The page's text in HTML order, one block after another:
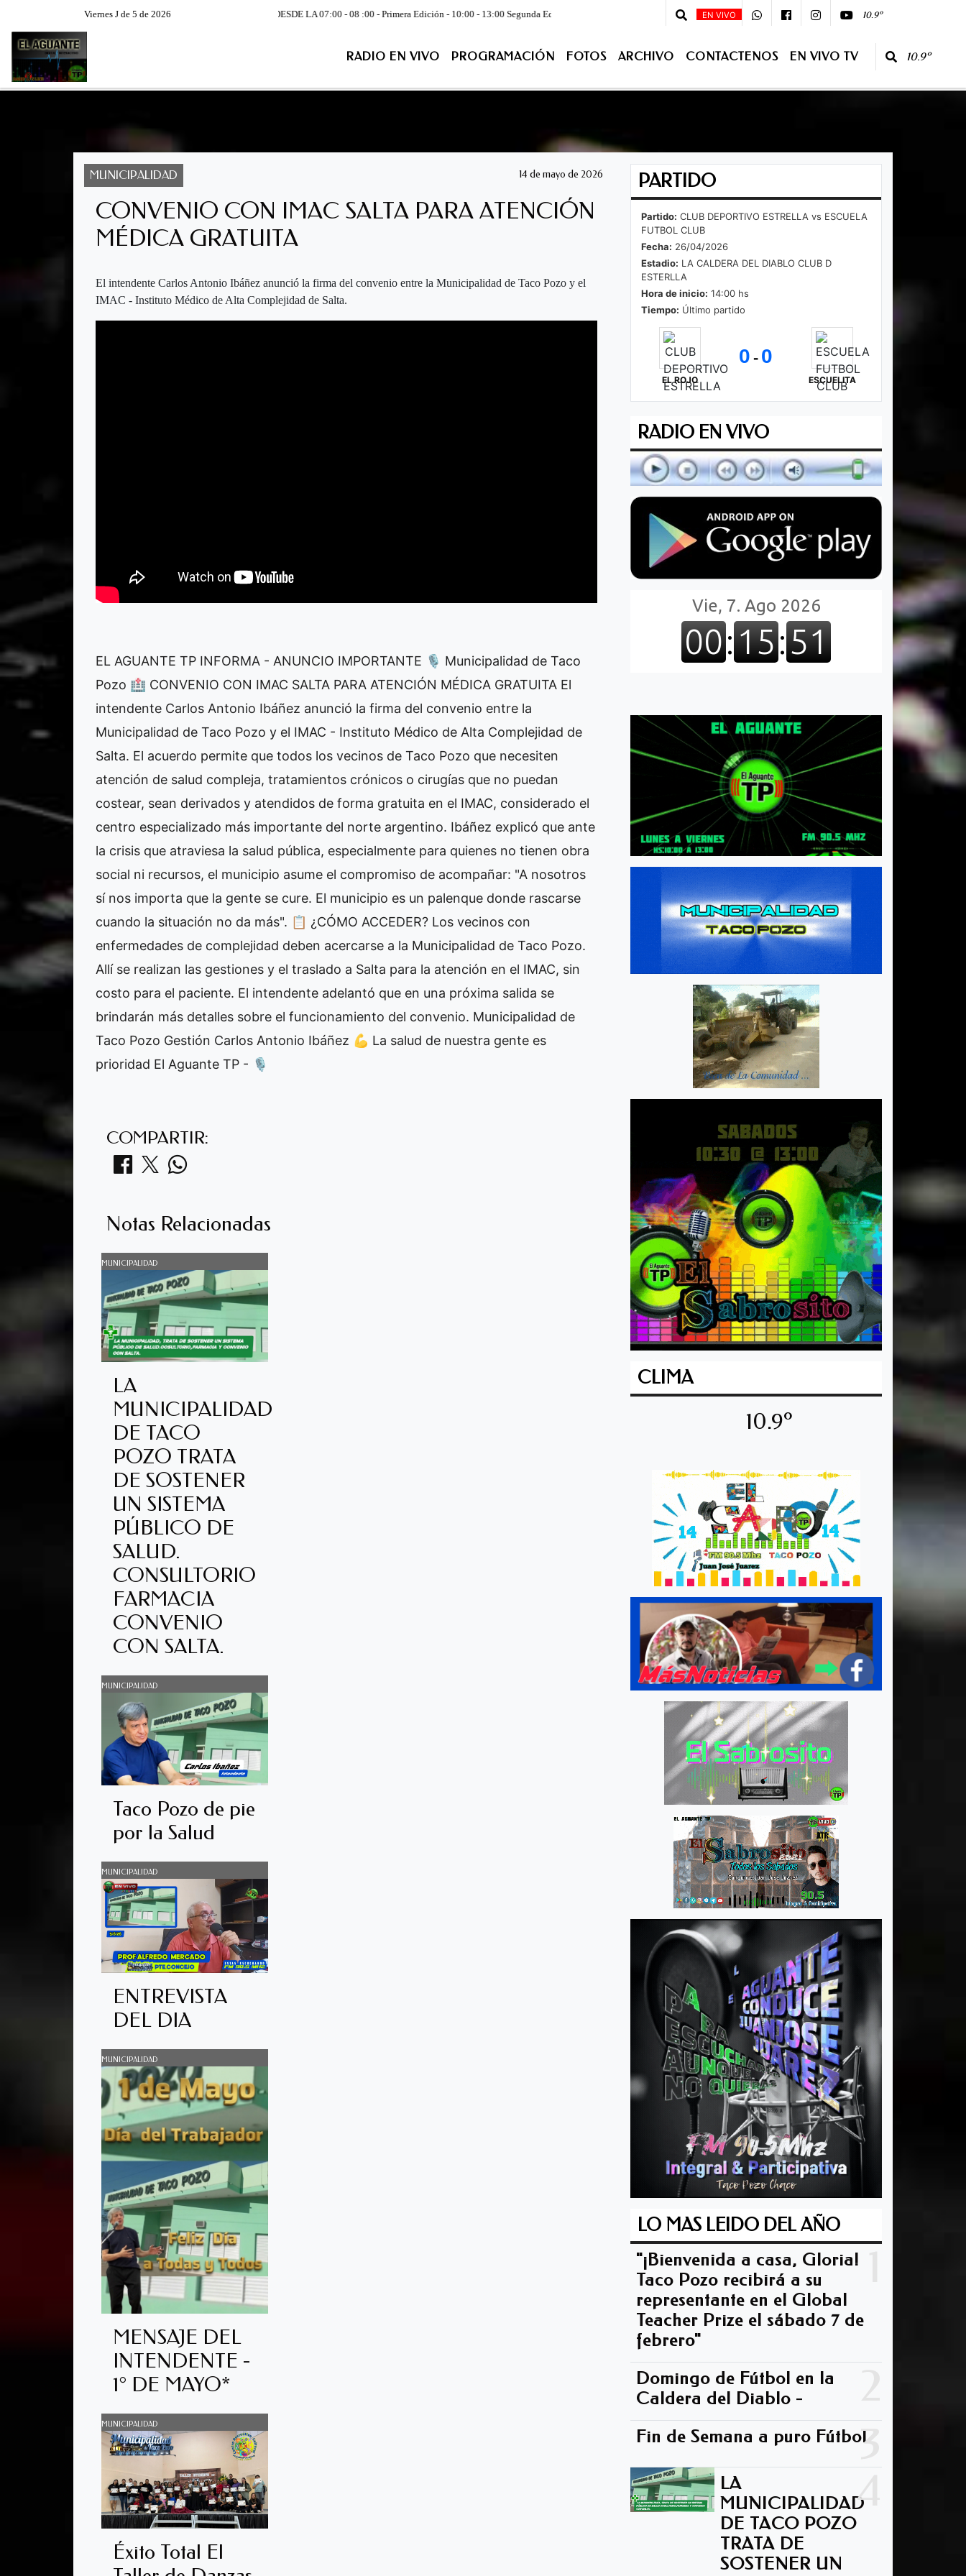
Viernes J de 5 de 2026
AGUANTE XXIV TEMPORADA DE LUNES A VIERNES DESDE LA 07:00 - 08 :00 - Primera Edición - 10:00 - 13:00 Segunda Edición - CONDUCE:Juan José Juarez - Tef.3877-439295 -
EN VIVO 10.9º
PROGRAMACIÓN FOTOS ARCHIVO CONTACTENOS EN VIVO TV
RADIO EN VIVO PROGRAMACIÓN FOTOS ARCHIVO CONTACTENOS EN VIVO TV 10.9º
MUNICIPALIDAD 14 de mayo de 2026
CONVENIO CON IMAC SALTA PARA ATENCIÓN
MÉDICA GRATUITA
El intendente Carlos Antonio Ibáñez anunció la firma del convenio entre la Municipalidad de Taco Pozo y el
IMAC - Instituto Médico de Alta Complejidad de Salta.
EL AGUANTE TP INFORMA - ANUNCIO IMPORTANTE 🎙️ Municipalidad de Taco
Pozo 🏥 CONVENIO CON IMAC SALTA PARA ATENCIÓN MÉDICA GRATUITA El
intendente Carlos Antonio Ibáñez anunció la firma del convenio entre la
Municipalidad de Taco Pozo y el IMAC - Instituto Médico de Alta Complejidad de
Salta. El acuerdo permite que todos los vecinos de Taco Pozo que necesiten
atención de salud compleja, tratamientos crónicos o cirugías que no puedan
costear, sean derivados y atendidos de forma gratuita en el IMAC, considerado el
centro especializado más importante del norte argentino. Ibáñez explicó que ante
la crisis que atraviesa la salud pública, especialmente para quienes no tienen obra
social ni recursos, el municipio asume el compromiso de acompañar: "A nosotros
sí nos importa que la gente se cure. El municipio es un palenque donde rascarse
cuando la situación no da más". 📋 ¿CÓMO ACCEDER? Los vecinos con
enfermedades de complejidad deben acercarse a la Municipalidad de Taco Pozo.
Allí se realizan las gestiones y el traslado a Salta para la atención en el IMAC, sin
costo para el paciente. El intendente adelantó que en una próxima salida se
brindarán más detalles sobre el funcionamiento del convenio. Municipalidad de
Taco Pozo Gestión Carlos Antonio Ibáñez 💪 La salud de nuestra gente es
prioridad El Aguante TP - 🎙️
COMPARTIR:
Notas Relacionadas
MUNICIPALIDAD
LA
MUNICIPALIDAD
DE TACO
POZO TRATA
DE SOSTENER
UN SISTEMA
PÚBLICO DE
SALUD.
CONSULTORIO
FARMACIA
CONVENIO
CON SALTA.
MUNICIPALIDAD
Taco Pozo de pie
por la Salud
MUNICIPALIDAD
ENTREVISTA
DEL DIA
MUNICIPALIDAD
MENSAJE DEL
INTENDENTE -
1° DE MAYO*
MUNICIPALIDAD
Éxito Total El
PARTIDO
Partido: CLUB DEPORTIVO ESTRELLA vs ESCUELA
FUTBOL CLUB
Fecha: 26/04/2026
Estadio: LA CALDERA DEL DIABLO CLUB D
ESTERLLA
Hora de inicio: 14:00 hs
Tiempo: Último partido
EL ROJO
0 - 0
ESCUELITA
RADIO EN VIVO
CLIMA
10.9º
LO MAS LEIDO DEL AÑO
"¡Bienvenida a casa, Gloria!
Taco Pozo recibirá a su
representante en el Global
Teacher Prize el sábado 7 de
febrero"
Domingo de Fútbol en la
Caldera del Diablo -
3
Fin de Semana a puro Fútbol
4
LA
MUNICIPALIDAD
DE TACO POZO
TRATA DE
SOSTENER UN